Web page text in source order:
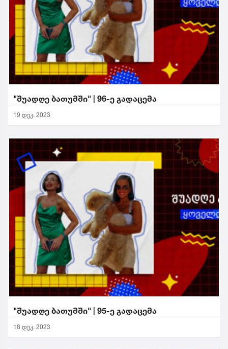
"შუადღე ბათუმში" | 96-ე გადაცემა
19 დეკ. 2023
"შუადღე ბათუმში" | 95-ე გადაცემა
18 დეკ. 2023